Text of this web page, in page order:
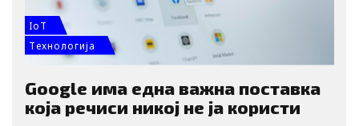
IoT
Tехнологија
Google има една важна поставка
која речиси никој не ја користи